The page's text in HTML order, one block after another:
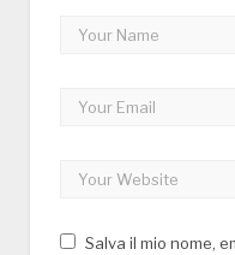
Salva il mio nome,